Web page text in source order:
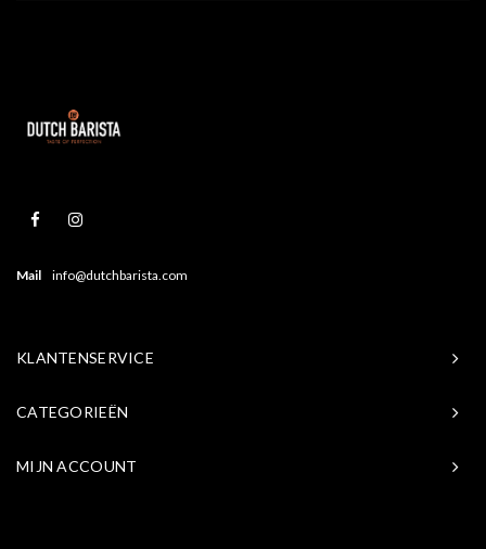
Mail info@dutchbarista.com
KLANTENSERVICE
CATEGORIEËN
MIJN ACCOUNT